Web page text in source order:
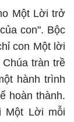
Một Lời trở
con". Bộc
con Một lời
tràn trề
hành trình
hoàn thành.
Một Lời mỗi